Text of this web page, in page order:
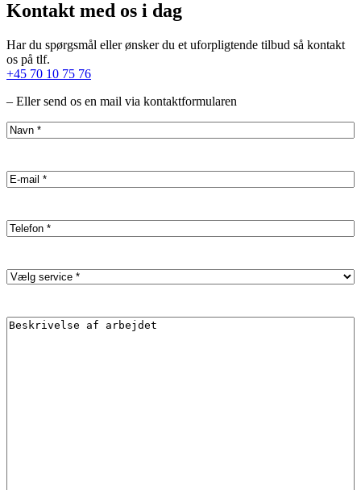
Kontakt med os i dag
Har du spørgsmål eller ønsker du et uforpligtende tilbud så kontakt
os på tlf.
+45 70 10 75 76
– Eller send os en mail via kontaktformularen
Name (Påkrævet)
Email(Påkrævet)
Phone(Påkrævet)
Service(Påkrævet)
Description (Påkrævet)